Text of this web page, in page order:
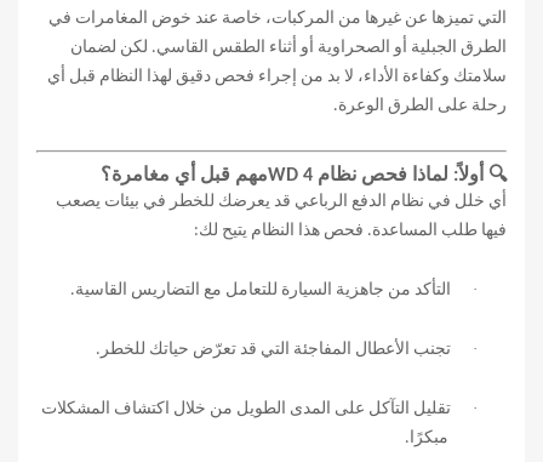
التي تميزها عن غيرها من المركبات، خاصة عند خوض المغامرات في
الطرق الجبلية أو الصحراوية أو أثناء الطقس القاسي. لكن لضمان
سلامتك وكفاءة الأداء، لا بد من إجراء فحص دقيق لهذا النظام قبل أي
رحلة على الطرق الوعرة.
🔍 أولاً: لماذا فحص نظام 4 WDمهم قبل أي مغامرة؟
أي خلل في نظام الدفع الرباعي قد يعرضك للخطر في بيئات يصعب
فيها طلب المساعدة. فحص هذا النظام يتيح لك:
· التأكد من جاهزية السيارة للتعامل مع التضاريس القاسية.
· تجنب الأعطال المفاجئة التي قد تعرّض حياتك للخطر .
·
تقليل التآكل على المدى الطويل من خلال اكتشاف المشكلات
مبكرًا .